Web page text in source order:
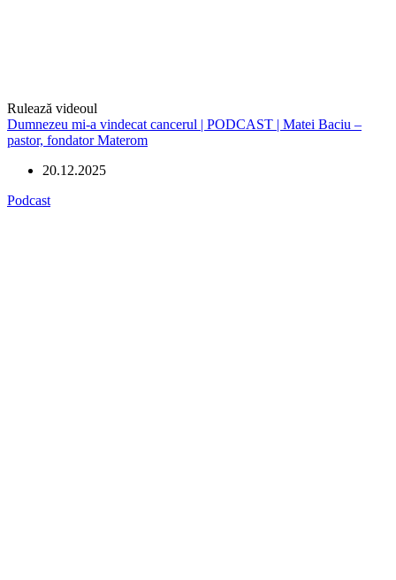
Rulează videoul
Dumnezeu mi-a vindecat cancerul | PODCAST | Matei Baciu –
pastor, fondator Materom
20.12.2025
Podcast